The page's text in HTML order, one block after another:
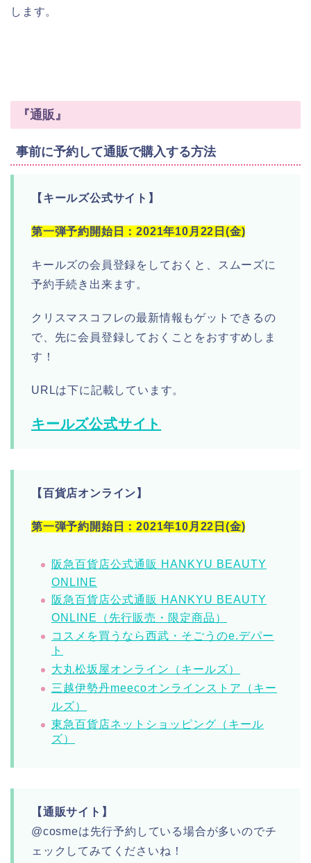
します。
『通販』
事前に予約して通販で購入する方法
【キールズ公式サイト】
第一弾予約開始日：2021年10月22日(金)
キールズの会員登録をしておくと、スムーズに
予約手続き出来ます。
クリスマスコフレの最新情報もゲットできるの
で、先に会員登録しておくことをおすすめしま
す！
URLは下に記載しています。
キールズ公式サイト
【百貨店オンライン】
第一弾予約開始日：2021年10月22日(金)
阪急百貨店公式通販 HANKYU BEAUTY
ONLINE
阪急百貨店公式通販 HANKYU BEAUTY
ONLINE（先行販売・限定商品）
コスメを買うなら西武・そごうのe.デパー
ト
大丸松坂屋オンライン（キールズ）
三越伊勢丹meecoオンラインストア（キー
ルズ）
東急百貨店ネットショッピング（キール
ズ）
【通販サイト】
@cosmeは先行予約している場合が多いのでチ
ェックしてみてくださいね！